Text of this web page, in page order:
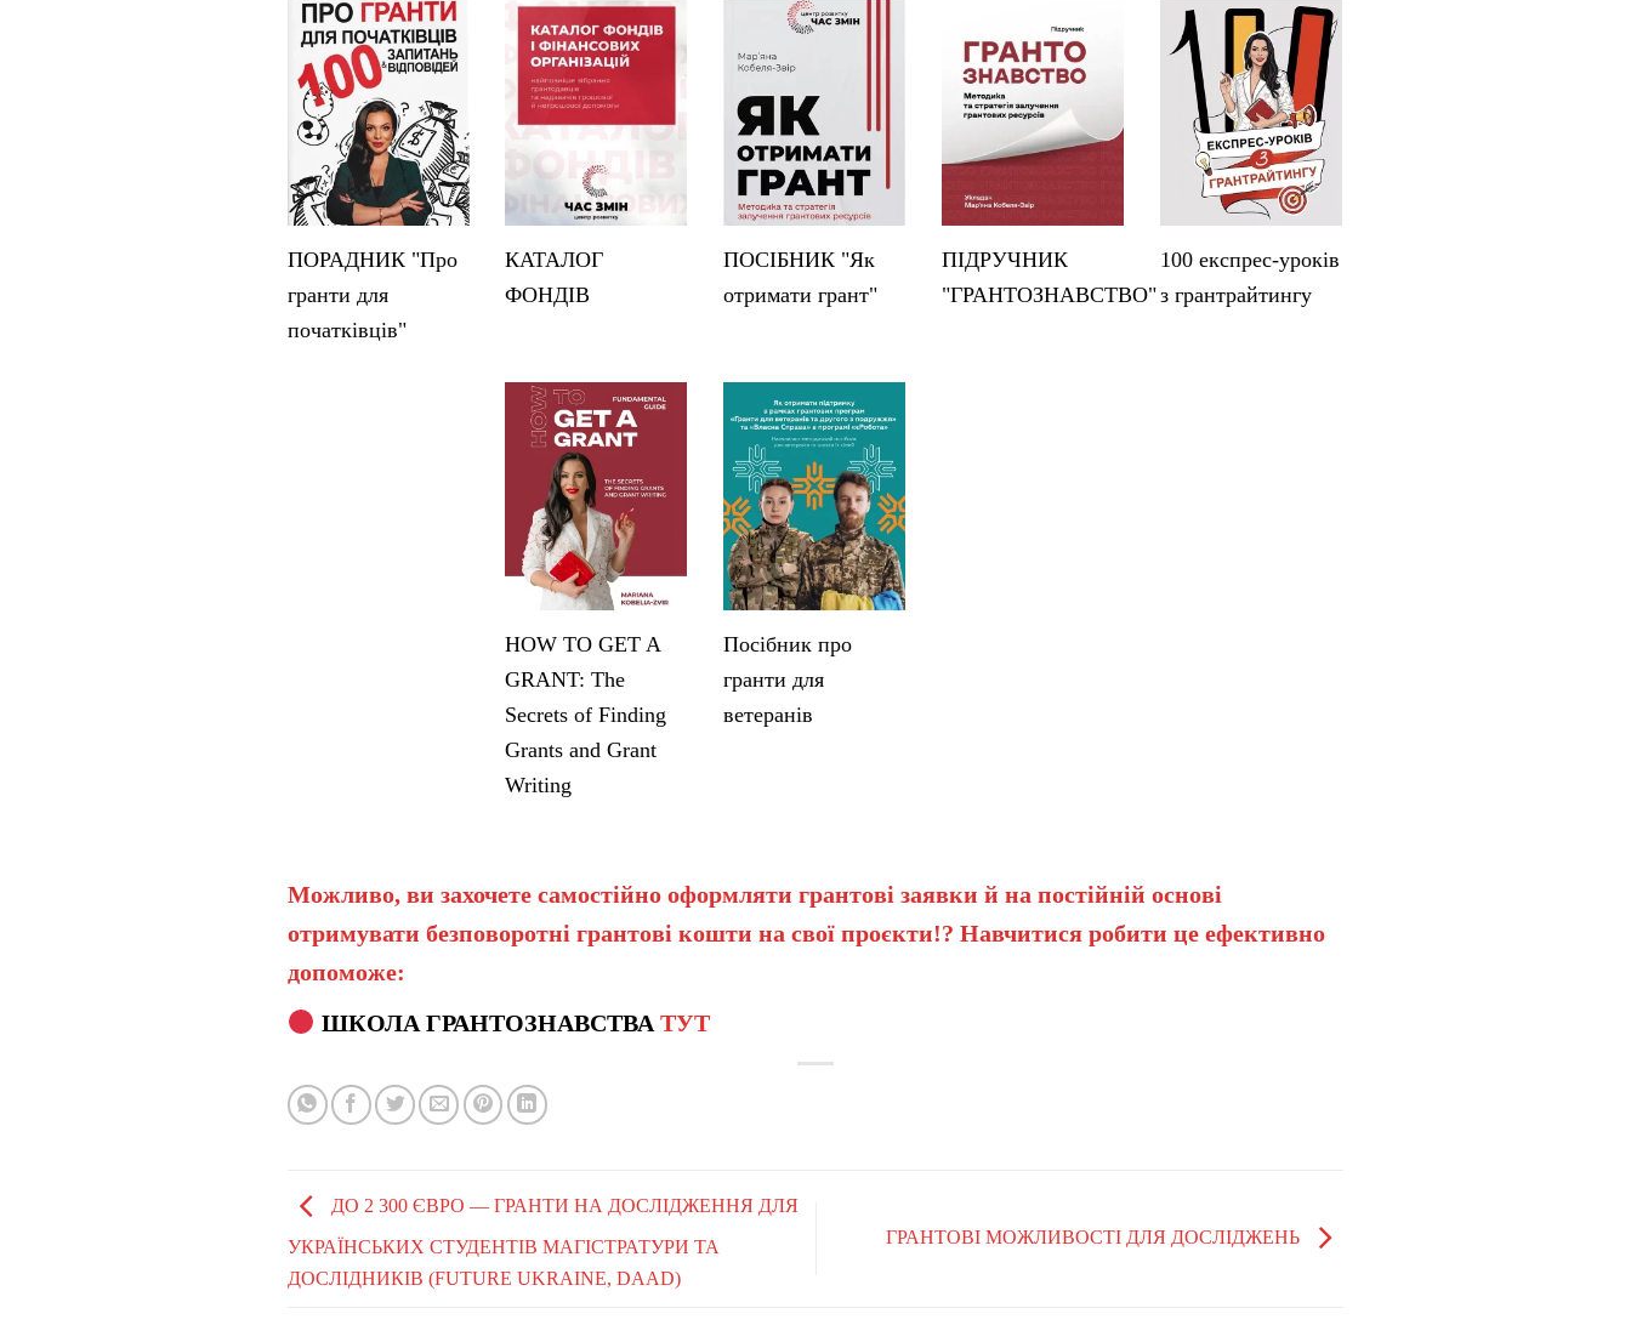
ПОРАДНИК "Про
гранти для
початківців"
КАТАЛОГ
ФОНДІВ
ПОСІБНИК "Як
отримати грант"
ПІДРУЧНИК
"ГРАНТОЗНАВСТВО"
100 експрес-уроків
з грантрайтингу
HOW TO GET A
GRANT: The
Secrets of Finding
Grants and Grant
Writing
Посібник про
гранти для
ветеранів
Можливо, ви захочете самостійно оформляти грантові заявки й на постійній основі
отримувати безповоротні грантові кошти на свої проєкти!? Навчитися робити це ефективно
допоможе:
ШКОЛА ГРАНТОЗНАВСТВА ТУТ
ДО 2 300 ЄВРО — ГРАНТИ НА ДОСЛІДЖЕННЯ ДЛЯ
УКРАЇНСЬКИХ СТУДЕНТІВ МАГІСТРАТУРИ ТА
ДОСЛІДНИКІВ (FUTURE UKRAINE, DAAD)
ГРАНТОВІ МОЖЛИВОСТІ ДЛЯ ДОСЛІДЖЕНЬ